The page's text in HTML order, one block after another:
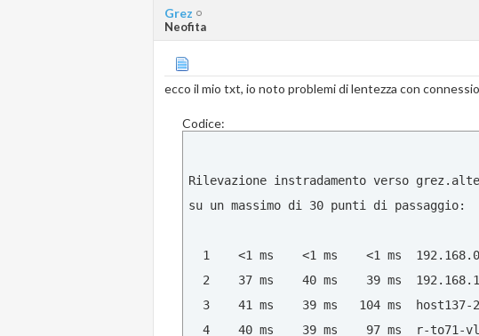
22     *        *        *     Richiesta
24     *        *        *     Richiesta
26     *        *        *     Richiesta
28     *        *        *     Richiesta
29     *        *        *     Richiesta
Rilevazione completata.
Server:  webmail.posta.tim.it
Address:  213.230.128.222
Grez
Neofita
ecco il mio txt, io noto problemi di lentezza con
Codice:
Rilevazione instradamento verso
su un massimo di 30 punti di passaggio:
1    <1 ms    <1 ms    <1 ms
2    37 ms    40 ms    39 ms
3    41 ms    39 ms   104 ms
4    40 ms    39 ms    97 ms  r-to71-